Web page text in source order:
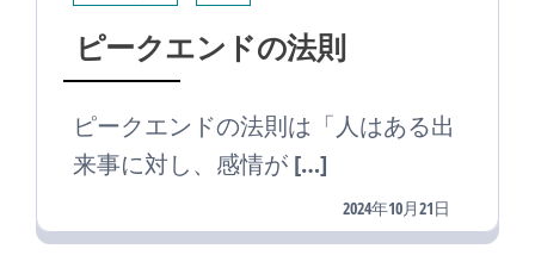
ピークエンドの法則
ピークエンドの法則は「人はある出
来事に対し、感情が […]
2024年10月21日